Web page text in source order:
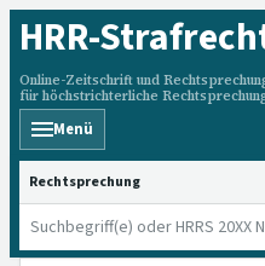
HRR-
Online-Zeitschrift und
für höchstrichterliche
Menü
HRRS durchsuchen